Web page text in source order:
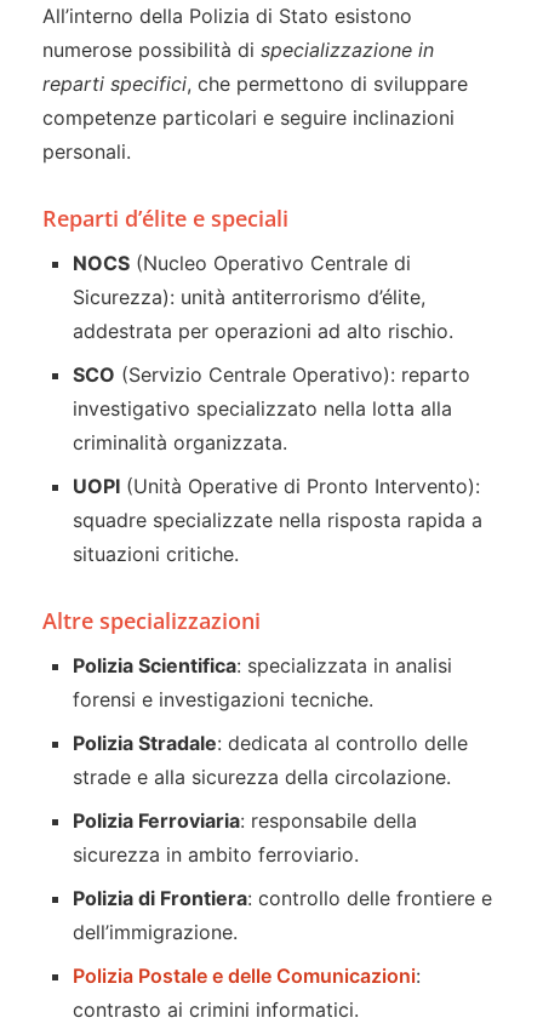
All’interno della Polizia di Stato esistono
numerose possibilità di specializzazione in
reparti specifici, che permettono di sviluppare
competenze particolari e seguire inclinazioni
personali.
Reparti d’élite e speciali
NOCS (Nucleo Operativo Centrale di
Sicurezza): unità antiterrorismo d’élite,
addestrata per operazioni ad alto rischio.
SCO (Servizio Centrale Operativo): reparto
investigativo specializzato nella lotta alla
criminalità organizzata.
UOPI (Unità Operative di Pronto Intervento):
squadre specializzate nella risposta rapida a
situazioni critiche.
Altre specializzazioni
Polizia Scientifica: specializzata in analisi
forensi e investigazioni tecniche.
Polizia Stradale: dedicata al controllo delle
strade e alla sicurezza della circolazione.
Polizia Ferroviaria: responsabile della
sicurezza in ambito ferroviario.
Polizia di Frontiera: controllo delle frontiere e
dell’immigrazione.
Polizia Postale e delle Comunicazioni:
contrasto ai crimini informatici.